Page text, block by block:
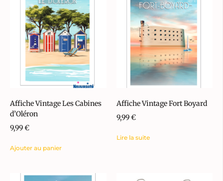
Affiche Vintage Les Cabines
d’Oléron
9,99€
Ajouter au panier
Affiche Vintage Fort Boyard
9,99€
Lire la suite